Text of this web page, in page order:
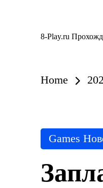
8-Play.ru
Home
Posted
in
Games